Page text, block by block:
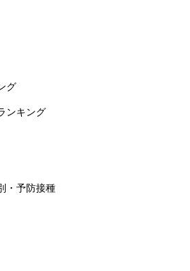
グ
ンキング
・予防接種